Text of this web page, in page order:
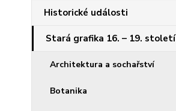
Historické události
Stará grafika 16. – 19. století
Architektura a sochařství
Botanika